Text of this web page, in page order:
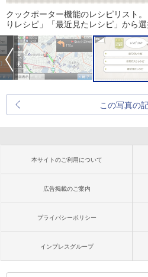
クックポーター機能のレシピリスト
りレシピ」「最近見たレシピ」から
この写真の
本サイトのご利用について
広告掲載のご案内
プライバシーポリシー
インプレスグループ